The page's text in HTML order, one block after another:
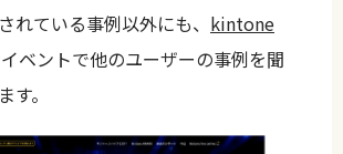
れている事例以外にも、 kintone
ベントで他のユーザーの事例を聞
す。